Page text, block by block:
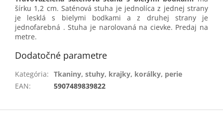
šírku 1,2 cm. Saténová stuha je jednolíca z jednej strany
je lesklá s bielymi bodkami a z druhej strany je
jednofarebná . Stuha je narolovaná na cievke. Predaj na
metre.
Dodatočné parametre
Kategória: Tkaniny, stuhy, krajky, korálky, perie
EAN: 5907489839822
Z